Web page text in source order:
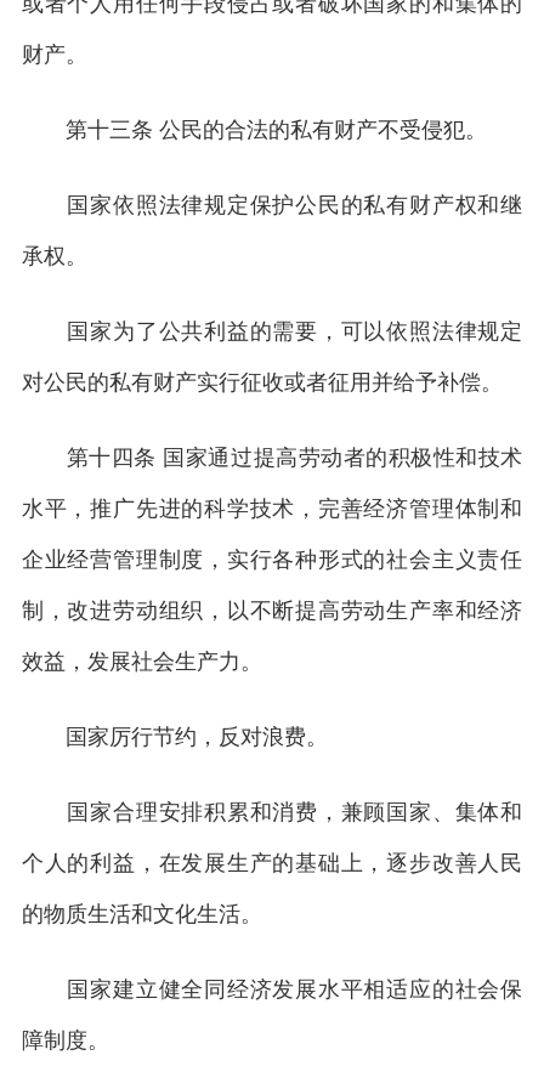
财产。
第十三条 公民的合法的私有财产不受侵犯。
国家依照法律规定保护公民的私有财产权和继
承权。
国家为了公共利益的需要，可以依照法律规定
对公民的私有财产实行征收或者征用并给予补偿。
第十四条 国家通过提高劳动者的积极性和技术
水平，推广先进的科学技术，完善经济管理体制和
企业经营管理制度，实行各种形式的社会主义责任
制，改进劳动组织，以不断提高劳动生产率和经济
效益，发展社会生产力。
国家厉行节约，反对浪费。
国家合理安排积累和消费，兼顾国家、集体和
个人的利益，在发展生产的基础上，逐步改善人民
的物质生活和文化生活。
国家建立健全同经济发展水平相适应的社会保
障制度。